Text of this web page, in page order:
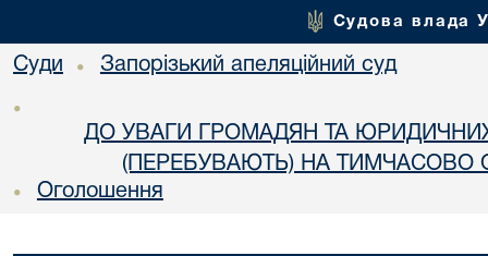
Судова влада
Суди • Запорізький апеляційний суд
•
ДО УВАГИ ГРОМАДЯН ТА
(ПЕРЕБУВАЮТЬ) НА ТИМЧАСОВО
• Оголошення